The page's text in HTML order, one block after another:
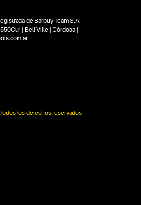
de Barbuy Team S.A.
| Bell Ville | Córdoba |
los derechos reservados